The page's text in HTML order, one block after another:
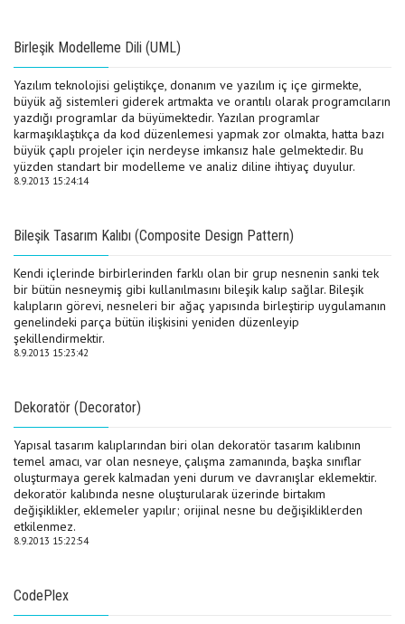
Birleşik Modelleme Dili (UML)
Yazılım teknolojisi geliştikçe, donanım ve yazılım iç içe girmekte,
büyük ağ sistemleri giderek artmakta ve orantılı olarak programcıların
yazdığı programlar da büyümektedir. Yazılan programlar
karmaşıklaştıkça da kod düzenlemesi yapmak zor olmakta, hatta bazı
büyük çaplı projeler için nerdeyse imkansız hale gelmektedir. Bu
yüzden standart bir modelleme ve analiz diline ihtiyaç duyulur.
8.9.2013 15:24:14
Bileşik Tasarım Kalıbı (Composite Design Pattern)
Kendi içlerinde birbirlerinden farklı olan bir grup nesnenin sanki tek
bir bütün nesneymiş gibi kullanılmasını bileşik kalıp sağlar. Bileşik
kalıpların görevi, nesneleri bir ağaç yapısında birleştirip uygulamanın
genelindeki parça bütün ilişkisini yeniden düzenleyip
şekillendirmektir.
8.9.2013 15:23:42
Dekoratör (Decorator)
Yapısal tasarım kalıplarından biri olan dekoratör tasarım kalıbının
temel amacı, var olan nesneye, çalışma zamanında, başka sınıflar
oluşturmaya gerek kalmadan yeni durum ve davranışlar eklemektir.
dekoratör kalıbında nesne oluşturularak üzerinde birtakım
değişiklikler, eklemeler yapılır; orijinal nesne bu değişikliklerden
etkilenmez.
8.9.2013 15:22:54
CodePlex